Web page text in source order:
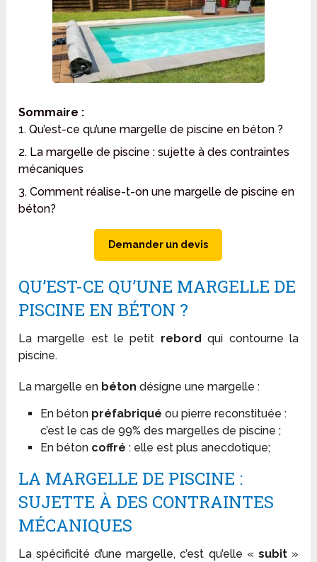
Sommaire :
1. Qu’est-ce qu’une margelle de piscine en béton ?
2. La margelle de piscine : sujette à des contraintes
mécaniques
3. Comment réalise-t-on une margelle de piscine en
béton?
Demander un devis
QU’EST-CE QU’UNE MARGELLE DE
PISCINE EN BÉTON ?
La margelle est le petit rebord qui contourne la
piscine.
La margelle en béton désigne une margelle :
En béton préfabriqué ou pierre reconstituée :
c’est le cas de 99% des margelles de piscine ;
En béton coffré : elle est plus anecdotique;
LA MARGELLE DE PISCINE :
SUJETTE À DES CONTRAINTES
MÉCANIQUES
La spécificité d’une margelle, c’est qu’elle « subit»